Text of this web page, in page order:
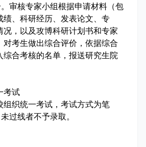
审核专家小组根据申请材料（包
绩、科研经历、发表论文、专
况，以及攻博科研计划书和专家
对考生做出综合评价，依据综合
综合考核的名单，报送研究生院
考试
组织统一考试，考试方式为笔
过线者不予录取。